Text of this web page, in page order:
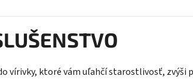
vírivky, ktoré vám uľahčí starostlivosť, zvýši